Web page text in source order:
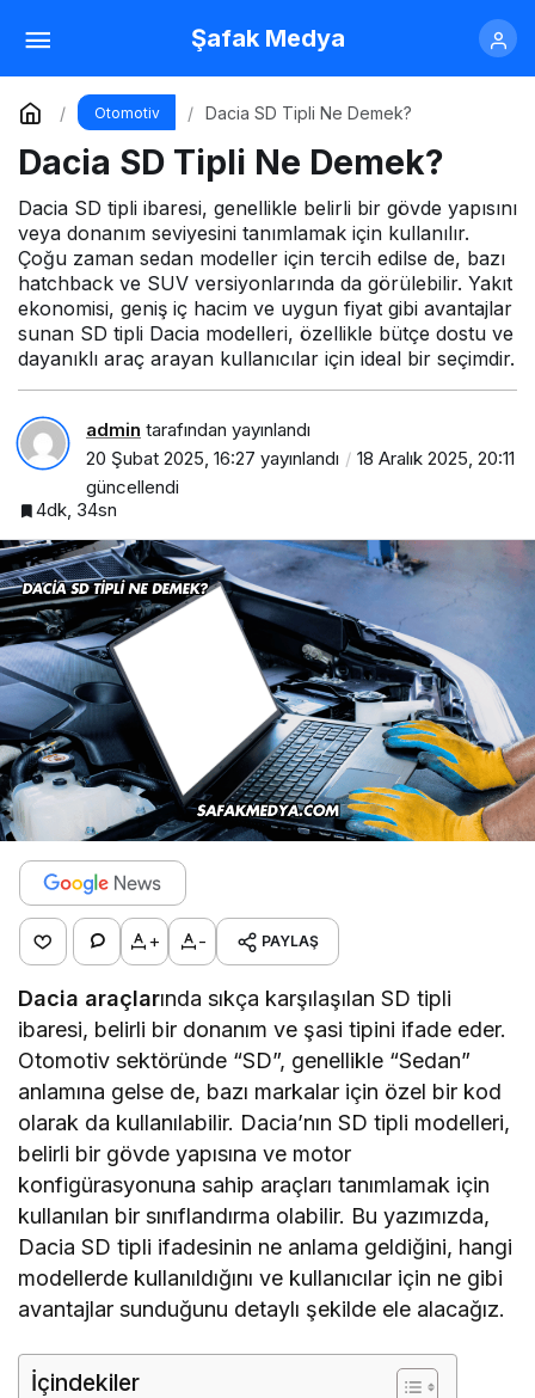
Şafak Medya
Otomotiv Dacia SD Tipli Ne Demek?
Dacia SD Tipli Ne Demek?
Dacia SD tipli ibaresi, genellikle belirli bir gövde yapısını
veya donanım seviyesini tanımlamak için kullanılır.
Çoğu zaman sedan modeller için tercih edilse de, bazı
hatchback ve SUV versiyonlarında da görülebilir. Yakıt
ekonomisi, geniş iç hacim ve uygun fiyat gibi avantajlar
sunan SD tipli Dacia modelleri, özellikle bütçe dostu ve
dayanıklı araç arayan kullanıcılar için ideal bir seçimdir.
admin tarafından yayınlandı
20 Şubat 2025, 16:27 yayınlandı
18 Aralık 2025, 20:11
güncellendi
4dk, 34sn
+ - PAYLAŞ
Dacia araçlarında sıkça karşılaşılan SD tipli
ibaresi, belirli bir donanım ve şasi tipini ifade eder.
Otomotiv sektöründe “SD”, genellikle “Sedan”
anlamına gelse de, bazı markalar için özel bir kod
olarak da kullanılabilir. Dacia’nın SD tipli modelleri,
belirli bir gövde yapısına ve motor
konfigürasyonuna sahip araçları tanımlamak için
kullanılan bir sınıflandırma olabilir. Bu yazımızda,
Dacia SD tipli ifadesinin ne anlama geldiğini, hangi
modellerde kullanıldığını ve kullanıcılar için ne gibi
avantajlar sunduğunu detaylı şekilde ele alacağız.
İçindekiler
CVVT Motor Ne Demek?
Yorum Yap